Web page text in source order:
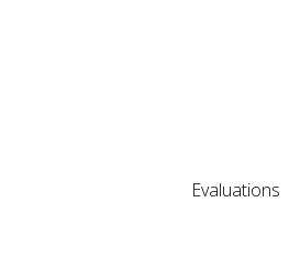
Evaluations